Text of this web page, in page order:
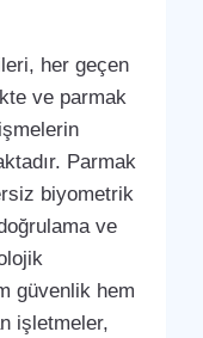
her geçen
ve parmak
Parmak
biyometrik
ve
güvenlik hem
işletmeler,